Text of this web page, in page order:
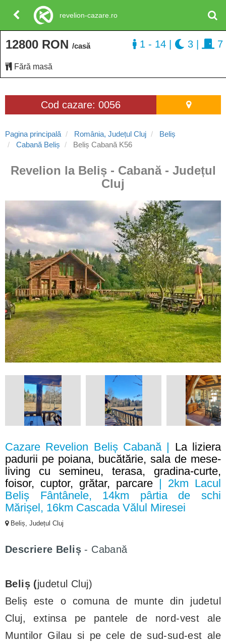
Cod cazare: 0056
Pagina principală România, Județul Cluj
Beliș
Cabană Beliș
Beliș Cabană K56
Revelion la Beliș - Cabană - Județul
Cluj
Cazare Revelion Beliș Cabană | La liziera
padurii pe poiana, bucătărie, sala de mese-
living cu semineu, terasa, gradina-curte,
foisor, cuptor, grătar, parcare | 2km Lacul
Beliș Fântânele, 14km pârtia de schi
Mărișel, 16km Cascada Vălul Miresei
Beliș, Județul Cluj
Descriere Beliș - Cabană
Beliș (judetul Cluj)
Beliș este o comuna de munte din judetul
Cluj, extinsa pe pantele de nord-vest ale
Muntilor Gilau si pe cele de sud-sud-est ale
12800 RON /casă
Fără masă
1 - 14 3 7
revelion-cazare.ro